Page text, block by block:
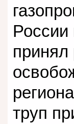
России
принял
труп